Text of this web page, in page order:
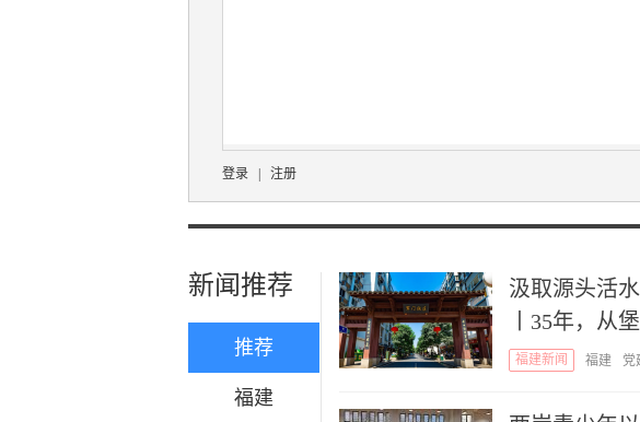
登录 注册
新闻推荐
推荐
福建
汲取源头活
丨35年，从
福建新闻 福建 党